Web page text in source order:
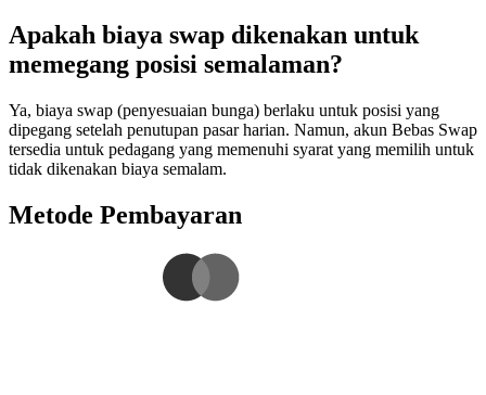
Apakah biaya swap dikenakan untuk
memegang posisi semalaman?
Ya, biaya swap (penyesuaian bunga) berlaku untuk posisi yang
dipegang setelah penutupan pasar harian. Namun, akun Bebas Swap
tersedia untuk pedagang yang memenuhi syarat yang memilih untuk
tidak dikenakan biaya semalam.
Metode Pembayaran